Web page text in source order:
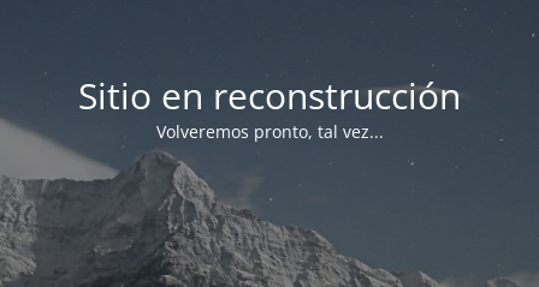
Sitio en reconstrucción
Volveremos pronto, tal vez...